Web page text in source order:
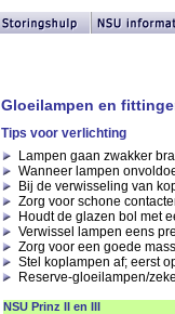
Gloeilampen en
Tips voor verlichting
Lampen gaan zwakker
Wanneer lampen
Bij de verwisseling van
Zorg voor schone
Houdt de glazen bol met
Verwissel lampen eens
Zorg voor een goede
Stel koplampen af; eerst
Reserve-gloeilampen/
NSU Prinz II en III